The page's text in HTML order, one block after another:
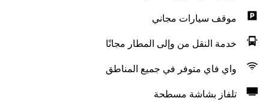
موقف سيارات مجاني
خدمة النقل من وإلى المطار مجانًا
واي فاي متوفر في جميع المناطق
تلفاز بشاشة مسطحة